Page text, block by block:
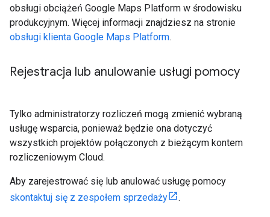
obsługi obciążeń Google Maps Platform w środowisku
produkcyjnym. Więcej informacji znajdziesz na stronie
obsługi klienta Google Maps Platform.
Rejestracja lub anulowanie usługi pomocy
Tylko administratorzy rozliczeń mogą zmienić wybraną
usługę wsparcia, ponieważ będzie ona dotyczyć
wszystkich projektów połączonych z bieżącym kontem
rozliczeniowym Cloud.
Aby zarejestrować się lub anulować usługę pomocy
skontaktuj się z zespołem sprzedaży
.